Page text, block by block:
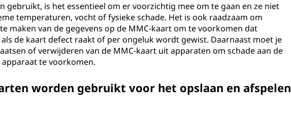
gebruikt, is het essentieel om er voorzichtig mee om te gaan en ze niet
temperaturen, vocht of fysieke schade. Het is ook raadzaam om
maken van de gegevens op de MMC-kaart om te voorkomen dat
de kaart defect raakt of per ongeluk wordt gewist. Daarnaast moet je
of verwijderen van de MMC-kaart uit apparaten om schade aan de
te voorkomen.
worden gebruikt voor het opslaan en afspelen